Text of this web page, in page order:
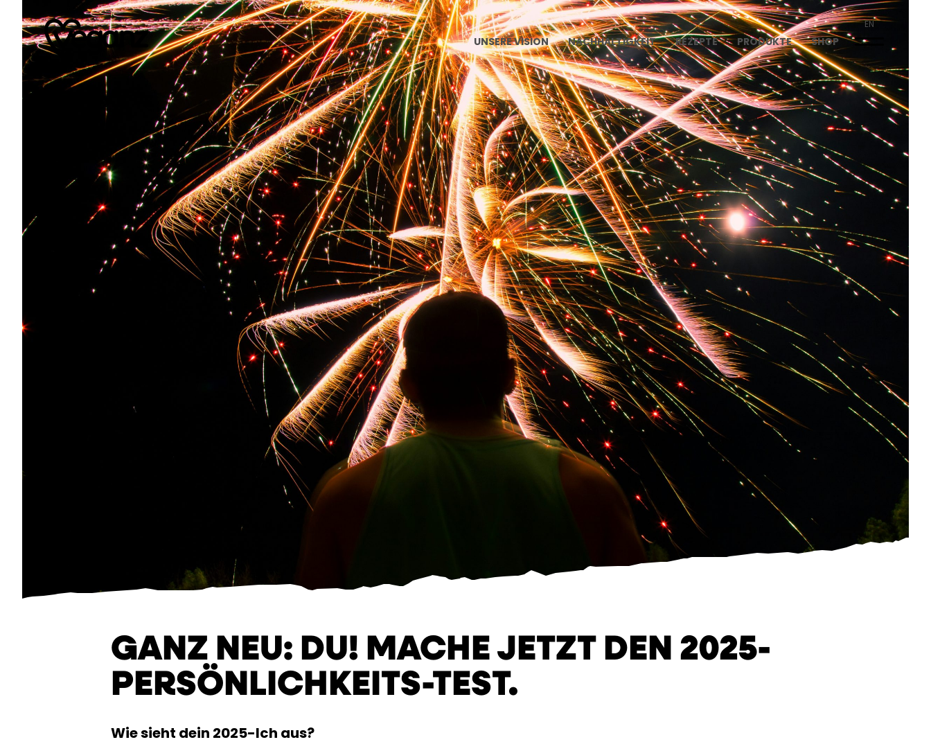
UNSERE VISION NACHHALTIGKEIT REZEPTE PRODUKTE SHOP
EN
GANZ NEU: DU! MACHE JETZT DEN 2025-
PERSÖNLICHKEITS-TEST.
Wie sieht dein 2025-Ich aus?